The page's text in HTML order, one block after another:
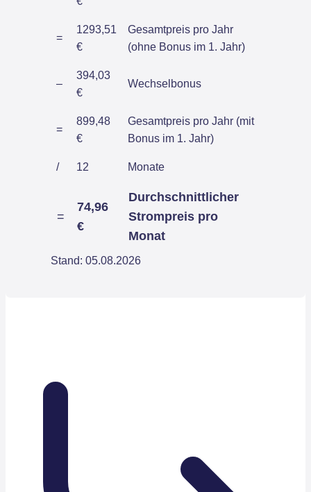
=
1293,51
€
Gesamtpreis pro Jahr
(ohne Bonus im 1. Jahr)
–
394,03
€
Wechselbonus
=
899,48
€
Gesamtpreis pro Jahr (mit
Bonus im 1. Jahr)
/ 12 Monate
=
74,96
€
Durchschnittlicher
Strompreis pro
Monat
Stand: 05.08.2026